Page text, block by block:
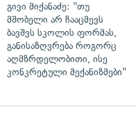
გივი მიქანაძე: "თუ
მშობელი არ ჩააცმევს
ბავშვს სკოლის ფორმას,
განისაზღვრება როგორც
აღმზრდელობითი, ისე
კონკრეტული მექანიზმები"